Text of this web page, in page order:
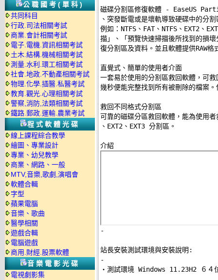
公職國考(單科)
共同科目
行政.司法相關考試
商業.會計相關考試
電子.電機.資訊相關考試
土木.結構.機械相關考試
測量.水利.環工相關考試
社會.地政.不動產相關考試
物理.化學.插醫.私醫考試
教育.觀光.心理相關考試
警察,消防,法類相關考試
鐵路.郵政.運輸.農業考試
程式軟體光碟
線上課程綜合教學
繪圖、專業設計
專業、幼兒教學
商業、網路、一般
MTV,音樂,歌劇,演唱會
軟體合輯
字型
蘋果電腦
音樂、歌曲
醫學相關
遊戲合輯
電腦遊戲
商用.財經.股票軟體
音樂電影光碟
電視劇影集
磁碟分割區修復軟體 - EaseUS
、突發斷電或是壞軌導致硬碟中的分
例如：NTFS、FAT、NTFS、EXT2、
描」、「預覽快速掃描後所找到的損
復分割區及資料。並且軟體提供RAW
直覺式、簡單的使用者介面
一套易於使用的分割區救回軟體，可
幾秒便能完整找到所有被刪除的檔案
救回不同格式分割區
可靠的磁碟分區救回軟體，能為使用
、EXT2、EXT3 分割區。
-
站長安裝測試環境與安裝說明:
-
‧測試環境 Windows 11.23H2 ６４